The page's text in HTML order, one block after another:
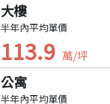
大樓
半年內平均單價
113.9 萬/坪
公寓
半年內平均單價